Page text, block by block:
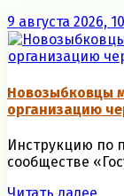
9 августа 2026,
Новозыбковцы
организацию
Инструкцию по
сообществе